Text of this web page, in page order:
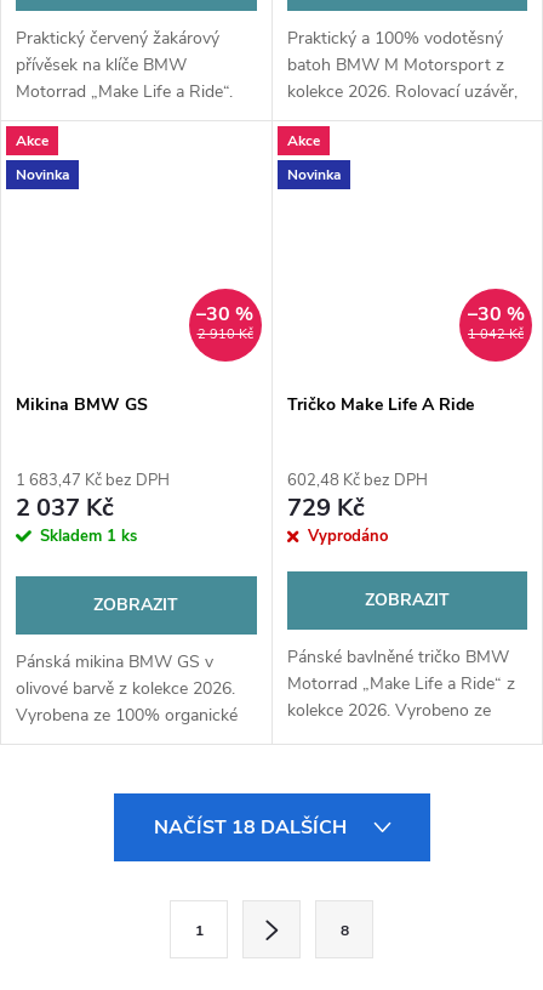
Praktický červený žakárový
přívěsek na klíče BMW
Motorrad „Make Life a Ride“.
Vyroben z odolné tkaniny s
karabinou a kovovým
kroužkem. Ideální doplněk pro
Praktický a 100% vodotěsný
batoh BMW M Motorsport z
kolekce 2026. Rolovací uzávěr,
podlepené švy, odolný materiál
600D a ikonický design divize
M. Ideální pro každé počasí.
Akce
Novinka
2 910 Kč
–30 %
Mikina BMW GS
1 683,47 Kč bez DPH
2 037 Kč
Skladem 1 ks
ZOBRAZIT
Pánská mikina BMW GS v
olivové barvě z kolekce 2026.
Vyrobena ze 100% organické
bavlny v úpravě francouzského
grafikou a logem Spirit of GS.
Akce
Novinka
1 042 Kč
–30 %
Tričko Make Life A Ride
602,48 Kč bez DPH
729 Kč
Vyprodáno
ZOBRAZIT
Pánské bavlněné tričko BMW
Motorrad „Make Life a Ride“ z
kolekce 2026. Vyrobeno ze
styl s ikonickou grafikou.
NAČÍST 18 DALŠÍCH
1 8